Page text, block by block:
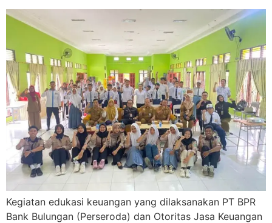
Kegiatan edukasi keuangan yang dilaksanakan PT BPR
Bank Bulungan (Perseroda) dan Otoritas Jasa Keuangan